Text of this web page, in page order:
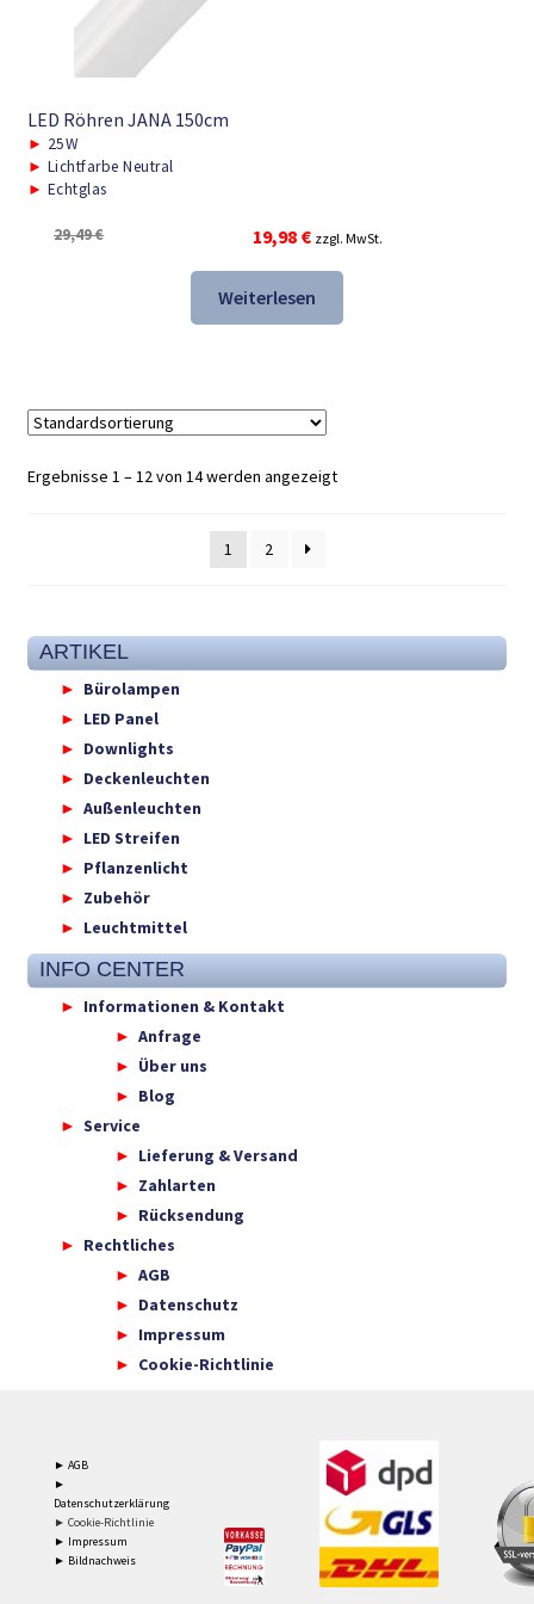
LED Röhren JANA 150cm
► 25W
► Lichtfarbe Neutral
► Echtglas
29,49€
Ursprünglicher
war:
29,49 €
19,98 €Aktueller
ist:
19,98 €.
zzgl. MwSt.
Weiterlesen
Ergebnisse 1 – 12 von 14 werden angezeigt
1 2
ARTIKEL
Bürolampen
LED Panel
Downlights
Deckenleuchten
Außenleuchten
LED Streifen
Pflanzenlicht
Zubehör
Leuchtmittel
INFO CENTER
Informationen & Kontakt
Anfrage
Über uns
Blog
Service
Lieferung & Versand
Zahlarten
Rücksendung
Rechtliches
AGB
Datenschutz
Impressum
Cookie-Richtlinie
► AGB
►
Datenschutzerklärung
► Cookie-Richtlinie
► Impressum
► Bildnachweis